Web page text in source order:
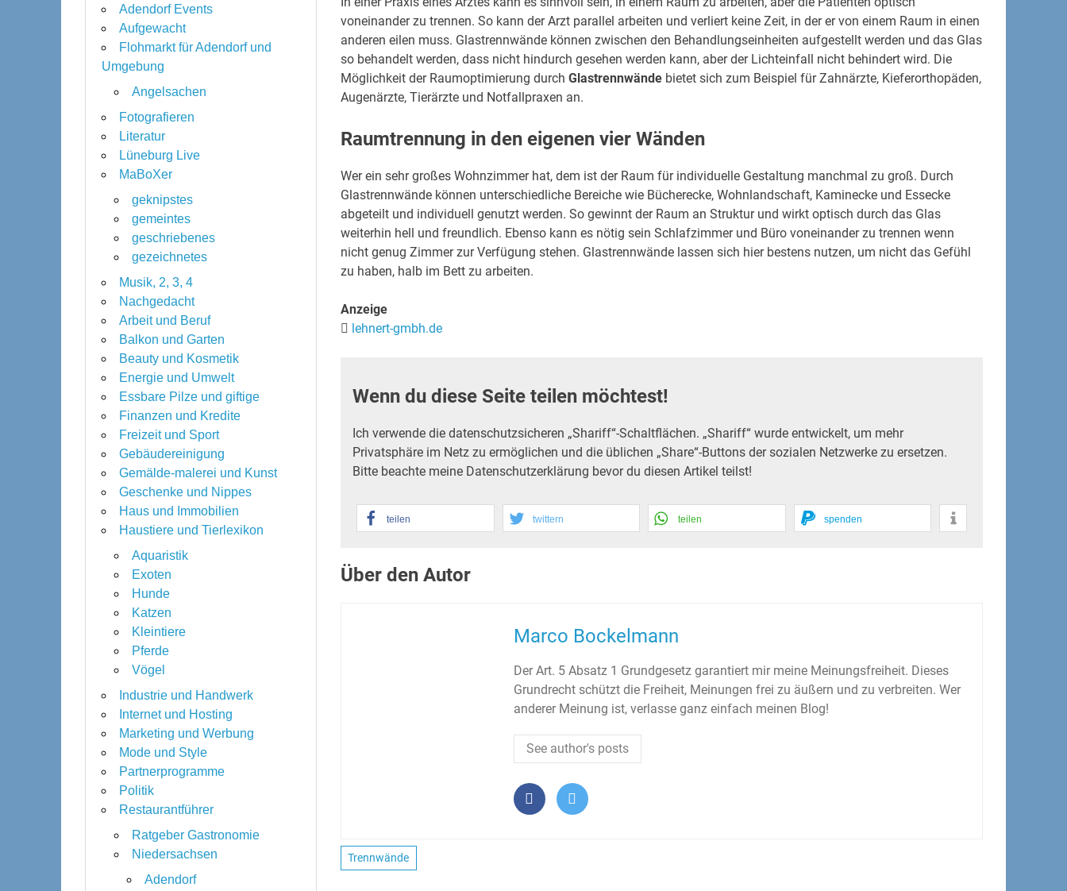
voneinander zu trennen. So kann der Arzt parallel arbeiten und verliert keine Zeit, in der er von einem Raum in einen
anderen eilen muss. Glastrennwände können zwischen den Behandlungseinheiten aufgestellt werden und das Glas
so behandelt werden, dass nicht hindurch gesehen werden kann, aber der Lichteinfall nicht behindert wird. Die
Möglichkeit der Raumoptimierung durchGlastrennwände bietet sich zum Beispiel für Zahnärzte, Kieferorthopäden,
Augenärzte, Tierärzte und Notfallpraxen an.
Raumtrennung in den eigenen vier Wänden
Wer ein sehr großes Wohnzimmer hat, dem ist der Raum für individuelle Gestaltung manchmal zu groß. Durch
Glastrennwände können unterschiedliche Bereiche wie Bücherecke, Wohnlandschaft, Kaminecke und Essecke
abgeteilt und individuell genutzt werden. So gewinnt der Raum an Struktur und wirkt optisch durch das Glas
weiterhin hell und freundlich. Ebenso kann es nötig sein Schlafzimmer und Büro voneinander zu trennen wenn
nicht genug Zimmer zur Verfügung stehen. Glastrennwände lassen sich hier bestens nutzen, um nicht das Gefühl
zu haben, halb im Bett zu arbeiten.
Anzeige
lehnert-gmbh.de
Wenn du diese Seite teilen möchtest!
Ich verwende die datenschutzsicheren „Shariff“-Schaltflächen. „Shariff“ wurde entwickelt, um mehr
Privatsphäre im Netz zu ermöglichen und die üblichen „Share“-Buttons der sozialen Netzwerke zu ersetzen.
Bitte beachte meine Datenschutzerklärung bevor du diesen Artikel teilst!
teilen twittern teilen spenden
Über den Autor
Marco Bockelmann
Der Art. 5 Absatz 1 Grundgesetz garantiert mir meine Meinungsfreiheit. Dieses
Grundrecht schützt die Freiheit, Meinungen frei zu äußern und zu verbreiten. Wer
anderer Meinung ist, verlasse ganz einfach meinen Blog!
See author's posts
Trennwände
Adendorf Events
Aufgewacht
Flohmarkt für Adendorf und
Umgebung
Angelsachen
Fotografieren
Literatur
Lüneburg Live
MaBoXer
geknipstes
gemeintes
geschriebenes
gezeichnetes
Musik, 2, 3, 4
Nachgedacht
Arbeit und Beruf
Balkon und Garten
Beauty und Kosmetik
Energie und Umwelt
Essbare Pilze und giftige
Finanzen und Kredite
Freizeit und Sport
Gebäudereinigung
Gemälde-malerei und Kunst
Geschenke und Nippes
Haus und Immobilien
Haustiere und Tierlexikon
Aquaristik
Exoten
Hunde
Katzen
Kleintiere
Pferde
Vögel
Industrie und Handwerk
Internet und Hosting
Marketing und Werbung
Mode und Style
Partnerprogramme
Politik
Restaurantführer
Ratgeber Gastronomie
Niedersachsen
Adendorf